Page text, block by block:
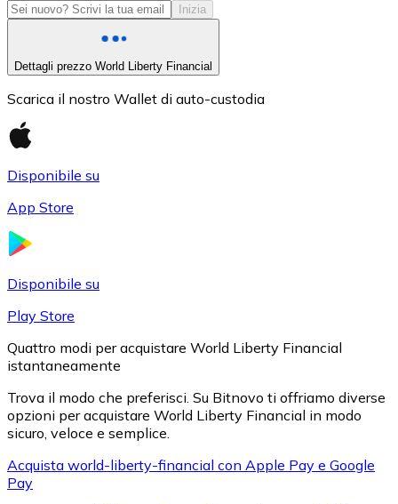
Inizia
Dettagli prezzo World Liberty Financial
Scarica il nostro Wallet di auto-custodia
Disponibile su
App Store
Disponibile su
Play Store
Quattro modi per acquistare World Liberty Financial
istantaneamente
Trova il modo che preferisci. Su Bitnovo ti offriamo diverse
opzioni per acquistare World Liberty Financial in modo
sicuro, veloce e semplice.
Acquista world-liberty-financial con Apple Pay e Google
Pay